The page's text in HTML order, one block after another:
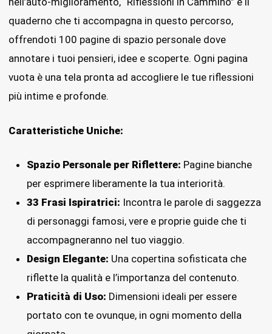
quaderno che ti accompagna in questo percorso,
offrendoti 100 pagine di spazio personale dove
annotare i tuoi pensieri, idee e scoperte. Ogni pagina
vuota è una tela pronta ad accogliere le tue riflessioni
più intime e profonde.
Caratteristiche Uniche:
Spazio Personale per Riflettere: Pagine bianche
per esprimere liberamente la tua interiorità.
33 Frasi Ispiratrici: Incontra le parole di saggezza
di personaggi famosi, vere e proprie guide che ti
accompagneranno nel tuo viaggio.
Design Elegante: Una copertina sofisticata che
riflette la qualità e l’importanza del contenuto.
Praticità di Uso: Dimensioni ideali per essere
portato con te ovunque, in ogni momento della